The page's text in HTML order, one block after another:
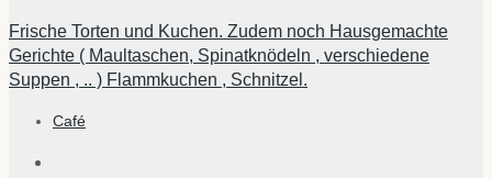
Frische Torten und Kuchen. Zudem noch Hausgemachte
Gerichte ( Maultaschen, Spinatknödeln , verschiedene
Suppen , .. ) Flammkuchen , Schnitzel.
Café